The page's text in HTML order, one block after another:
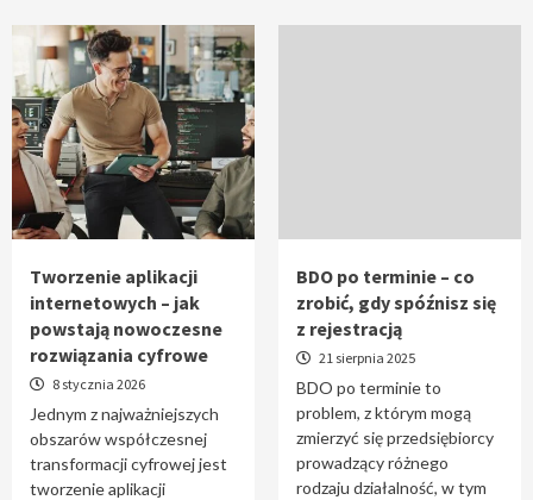
Tworzenie aplikacji
internetowych – jak
powstają nowoczesne
rozwiązania cyfrowe
8 stycznia 2026
Jednym z najważniejszych
obszarów współczesnej
transformacji cyfrowej jest
tworzenie aplikacji
BDO po terminie – co
zrobić, gdy spóźnisz się
z rejestracją
21 sierpnia 2025
BDO po terminie to
problem, z którym mogą
zmierzyć się przedsiębiorcy
prowadzący różnego
rodzaju działalność, w tym